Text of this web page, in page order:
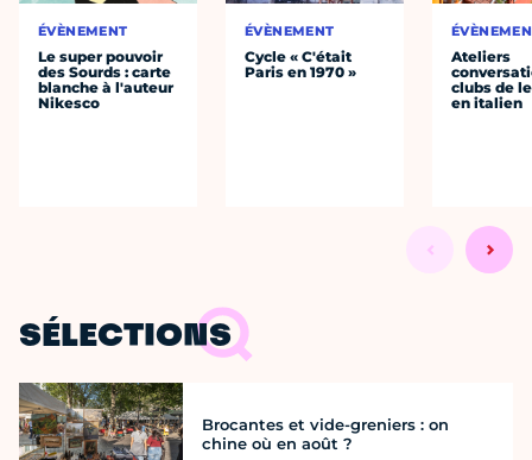
ÉVÈNEMENT
Le super pouvoir
des Sourds : carte
blanche à l'auteur
Nikesco
ÉVÈNEMENT
Cycle « C'était
Paris en 1970 »
Ateliers
clubs de
en italien
SÉLECTIONS
Brocantes et vide-greniers : on
chine où en août ?